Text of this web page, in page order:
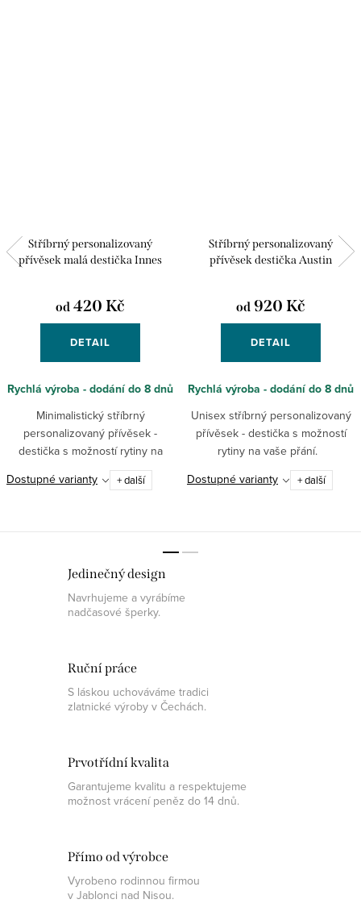
Stříbrný personalizovaný
přívěsek malá destička Innes
od 420 Kč
DETAIL
Rychlá výroba - dodání do 8 dnů
Minimalistický stříbrný
personalizovaný přívěsek -
destička s možností rytiny na
vaše přání.
Dostupné varianty + další
Stříbrný personalizovaný
přívěsek destička Austin
od 920 Kč
DETAIL
Rychlá výroba - dodání do 8 dnů
Unisex stříbrný personalizovaný
přívěsek - destička s možností
rytiny na vaše přání.
Dostupné varianty
+ další
Jedinečný design
Navrhujeme a vyrábíme
nadčasové šperky.
Ruční práce
S láskou uchováváme tradici
zlatnické výroby v Čechách.
Prvotřídní kvalita
Garantujeme kvalitu a respektujeme
možnost vrácení peněz do 14 dnů.
Přímo od výrobce
Vyrobeno rodinnou firmou
v Jablonci nad Nisou.